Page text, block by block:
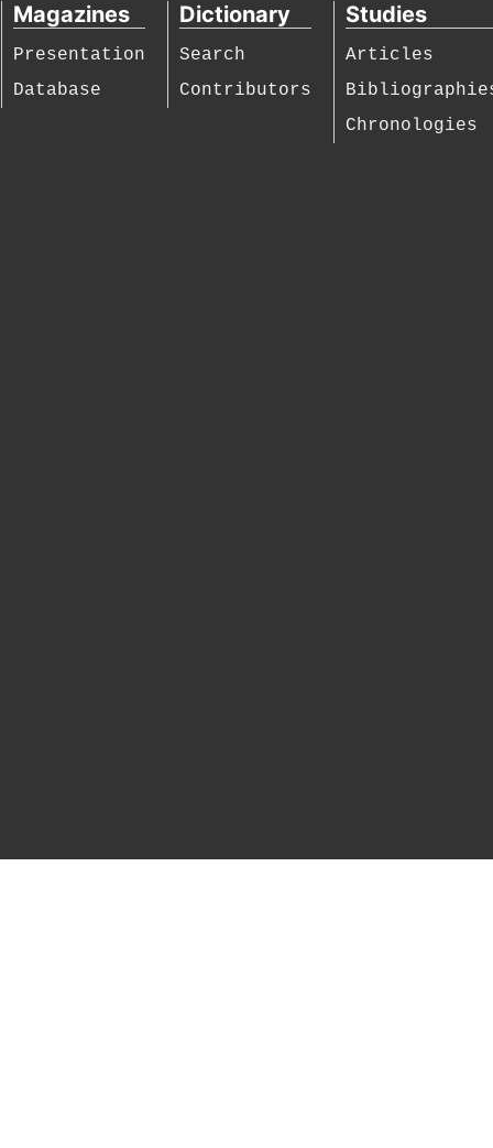
Magazines
Presentation
Database
Dictionary
Search
Contributors
Studies
Articles
Chronologies